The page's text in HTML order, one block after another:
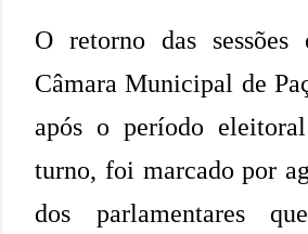
O retorno das sessões
Câmara Municipal de
após o período
turno, foi marcado por
dos parlamentares